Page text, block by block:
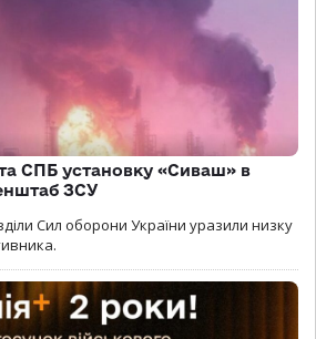
СПБ установку «Сиваш» в
ЗСУ
Сил оборони України уразили низку